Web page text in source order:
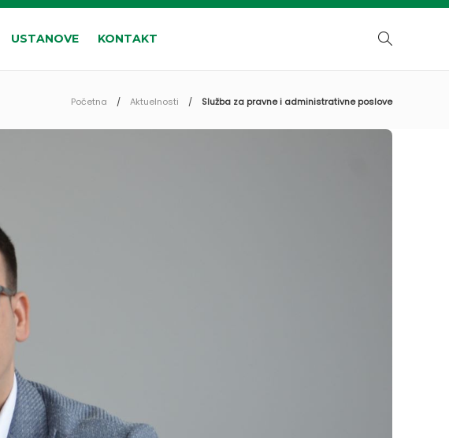
USTANOVE KONTAKT
Početna Aktuelnosti Služba za pravne i administrativne poslove